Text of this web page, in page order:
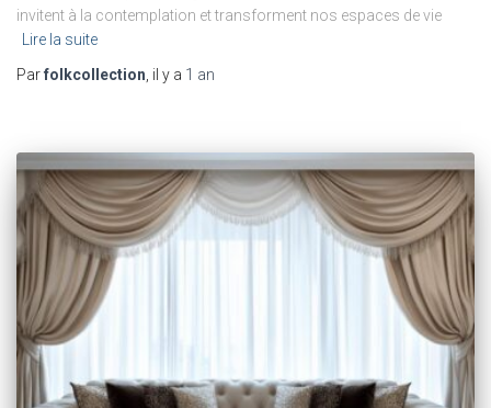
invitent à la contemplation et transforment nos espaces de vie
Lire la suite
Parfolkcollection, il y a 1 an